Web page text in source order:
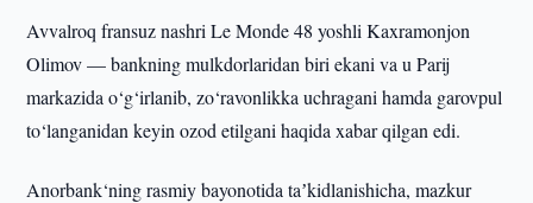
Avvalroq fransuz nashri Le Monde 48 yoshli Kaxramonjon
Olimov — bankning mulkdorlaridan biri ekani va u Parij
markazida o‘g‘irlanib, zo‘ravonlikka uchragani hamda garovpul
to‘langanidan keyin ozod etilgani haqida xabar qilgan edi.
Anorbank‘ning rasmiy bayonotida taʼkidlanishicha, mazkur